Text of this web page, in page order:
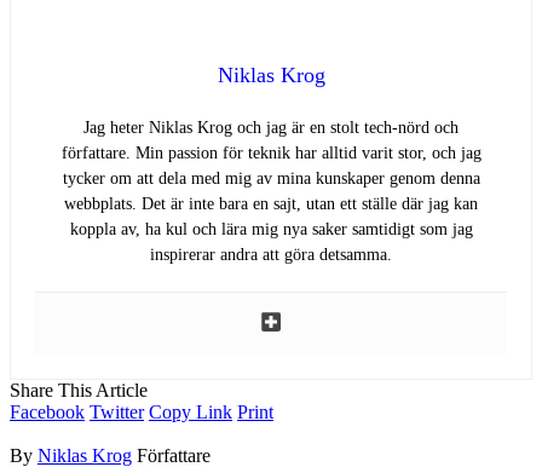
Niklas Krog
Jag heter Niklas Krog och jag är en stolt tech-nörd och
författare. Min passion för teknik har alltid varit stor, och jag
tycker om att dela med mig av mina kunskaper genom denna
webbplats. Det är inte bara en sajt, utan ett ställe där jag kan
koppla av, ha kul och lära mig nya saker samtidigt som jag
inspirerar andra att göra detsamma.
Share This Article
Facebook Twitter Copy Link Print
By Niklas Krog Författare